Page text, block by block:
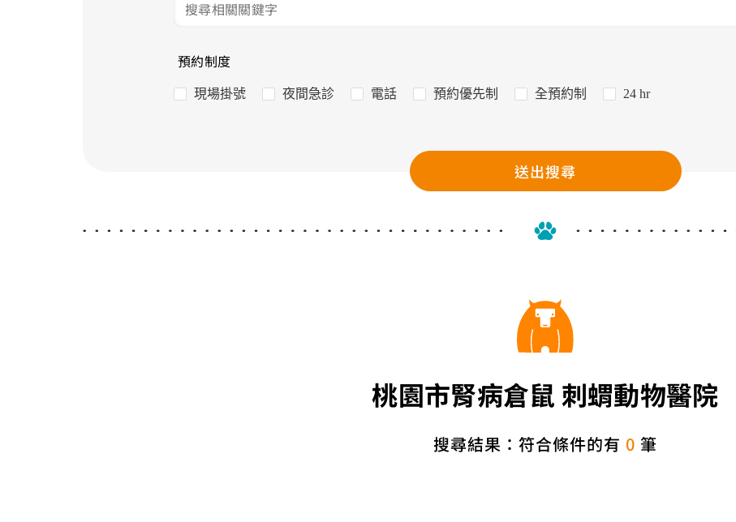
預約制度
現場掛號 夜間急診 電話 預約優先制 全預約制 24 hr
送出搜尋
桃園市腎病倉鼠 刺蝟動物醫院
搜尋結果：符合條件的有 0 筆